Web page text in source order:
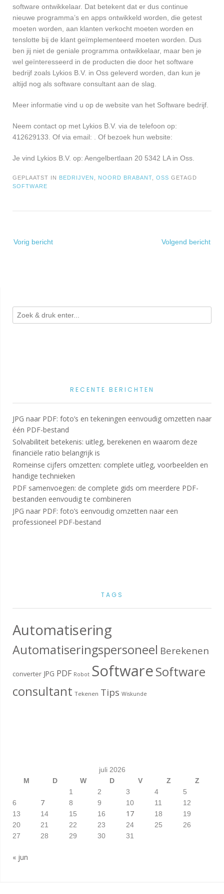
software ontwikkelaar. Dat betekent dat er dus continue
nieuwe programma’s en apps ontwikkeld worden, die getest
moeten worden, aan klanten verkocht moeten worden en
tenslotte bij de klant geïmplementeerd moeten worden. Dus
ben jij niet de geniale programma ontwikkelaar, maar ben je
wel geïnteresseerd in de producten die door het software
bedrijf zoals Lykios B.V. in Oss geleverd worden, dan kun je
altijd nog als software consultant aan de slag.
Meer informatie vind u op de website van het Software bedrijf.
Neem contact op met Lykios B.V. via de telefoon op:
412629133. Of via email:
. Of bezoek hun website:
Je vind Lykios B.V. op: Aengelbertlaan 20 5342 LA in Oss.
GEPLAATST IN BEDRIJVEN NOORD BRABANT OSS GETAGD
SOFTWARE
navigatie
Vorig bericht Volgend bericht
RECENTE BERICHTEN
JPG naar PDF: foto’s en tekeningen eenvoudig omzetten naar
één PDF-bestand
Solvabiliteit betekenis: uitleg, berekenen en waarom deze
financiële ratio belangrijk is
Romeinse cijfers omzetten: complete uitleg, voorbeelden en
handige technieken
PDF samenvoegen: de complete gids om meerdere PDF-
bestanden eenvoudig te combineren
JPG naar PDF: foto’s eenvoudig omzetten naar een
professioneel PDF-bestand
TAGS
Automatisering
Automatiseringspersoneel Berekenen
converter JPG PDF Robot SoftwareSoftware
consultant Tekenen Tips Wiskunde
juli 2026
M
D W D V Z
Z
1
2 3 4
5
6
7 8 9 10 11
12
13
14 15 16 17 18
19
20
21 22 23 24 25
26
27
28 29 30 31
« jun